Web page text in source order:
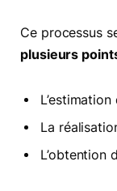
Ce processus
plusieurs
La
L’obtention